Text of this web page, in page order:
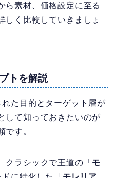
ら素材、価格設定に至る
しく比較していきましょ
トを解説
た目的とターゲット層が
して知っておきたいのが
です。
クラシックで王道の「 モ